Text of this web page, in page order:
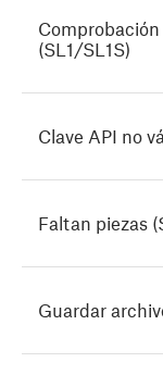
(SL1/SL1S)
Clave API no
Faltan piezas
Guardar